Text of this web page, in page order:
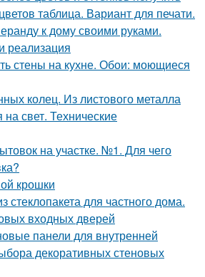
таблица. Вариант для печати.
к дому своими руками.
реализация
стены на кухне. Обои: моющиеся
колец. Из листового металла
свет. Технические
на участке. №1. Для чего
крошки
стеклопакета для частного дома.
входных дверей
панели для внутренней
декоративных стеновых